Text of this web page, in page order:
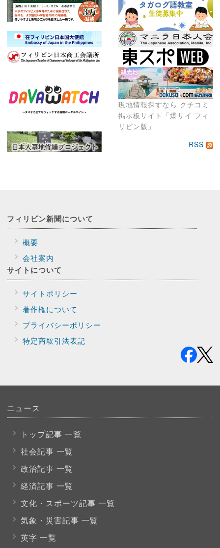
現地情報探すなら クチコミ
掲示板サイト「爆サイ フィ
リピン版」
RSS
フィリピン新聞について
概要
会社案内
サイトについて
サイトポリシー
著作権について
プライバシーポリシー
特定商取引法表記
ニュース
トップ記事 一覧
社会記事 一覧
政治記事 一覧
経済記事 一覧
文化・スポーツ記事 一覧
気象・災害記事 一覧
英字 一覧